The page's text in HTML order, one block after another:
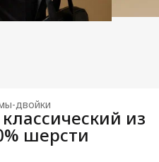
двойки
из
шерсти